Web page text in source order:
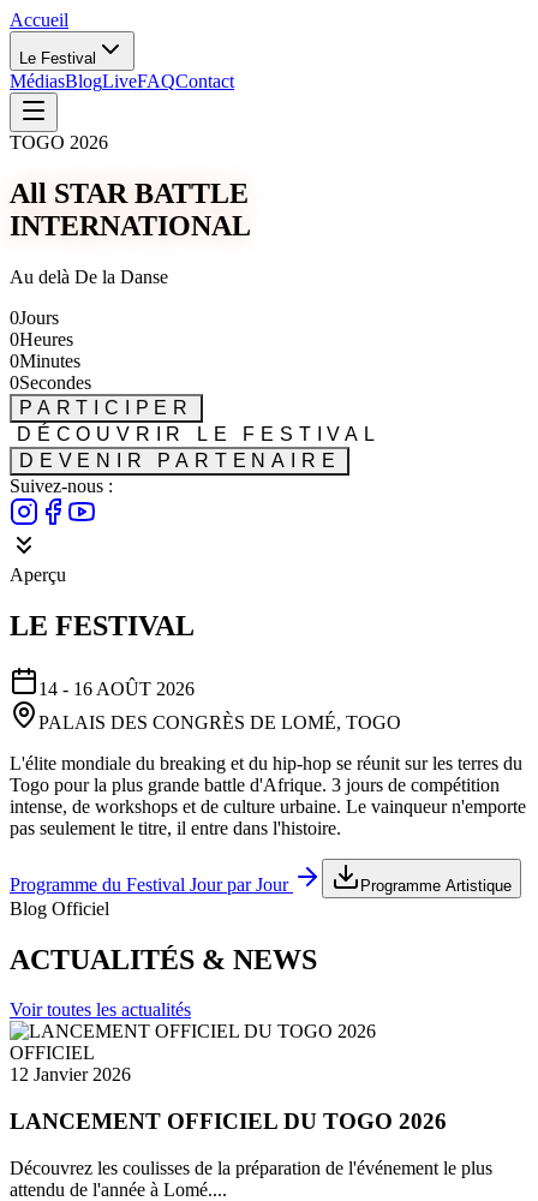
Accueil
Le Festival
MédiasBlogLiveFAQContact
TOGO 2026
All STAR BATTLE
INTERNATIONAL
Au delà De la Danse
0Jours
0Heures
0Minutes
0Secondes
PARTICIPER
DÉCOUVRIR LE FESTIVAL
DEVENIR PARTENAIRE
Suivez-nous :
Aperçu
LE FESTIVAL
14 - 16 AOÛT 2026
PALAIS DES CONGRÈS DE LOMÉ, TOGO
L'élite mondiale du breaking et du hip-hop se réunit sur les terres du
Togo pour la plus grande battle d'Afrique. 3 jours de compétition
intense, de workshops et de culture urbaine. Le vainqueur n'emporte
pas seulement le titre, il entre dans l'histoire.
Programme du Festival Jour par Jour Programme Artistique
Blog Officiel
ACTUALITÉS & NEWS
Voir toutes les actualités
OFFICIEL
12 Janvier 2026
LANCEMENT OFFICIEL DU TOGO 2026
Découvrez les coulisses de la préparation de l'événement le plus
attendu de l'année à Lomé....